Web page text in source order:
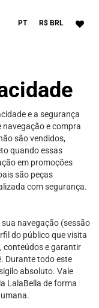
PT R$ BRL
e a segurança
navegação e compra
são vendidos,
quando essas
em promoções
são peças
com segurança.
navegação (sessão
do público que visita
conteúdos e garantir
Durante todo este
absoluto. Vale
LalaBella de forma